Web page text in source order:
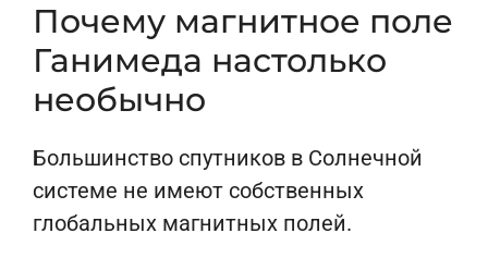
Почему магнитное поле
Ганимеда настолько
необычно
Большинство спутников в Солнечной
системе не имеют собственных
глобальных магнитных полей.